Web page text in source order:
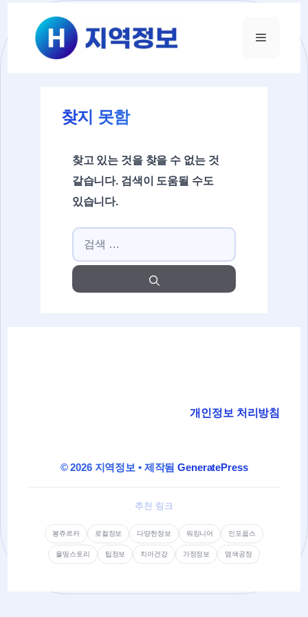
건너뛰기
메뉴
찾지 못함
찾고 있는 것을 찾을 수 없는 것
같습니다. 검색이 도움될 수도
있습니다.
검색:
개인정보 처리방침
© 2026 지역정보 • 제작됨GeneratePress
추천 링크
봉쥬르카 로컬정보 다양한정보 워킹니어 인포웁스
올띵스토리 팁정보 치아건강 가정정보 염색공정